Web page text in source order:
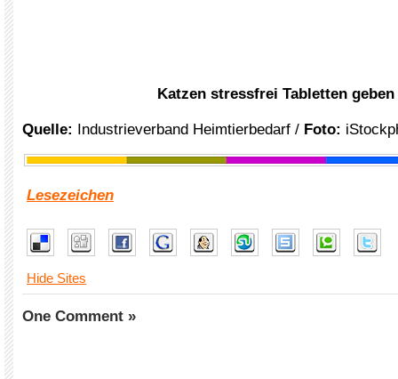
Katzen stressfrei Tabletten geben
Quelle: Industrieverband Heimtierbedarf / Foto:
Lesezeichen
Hide Sites
One Comment »